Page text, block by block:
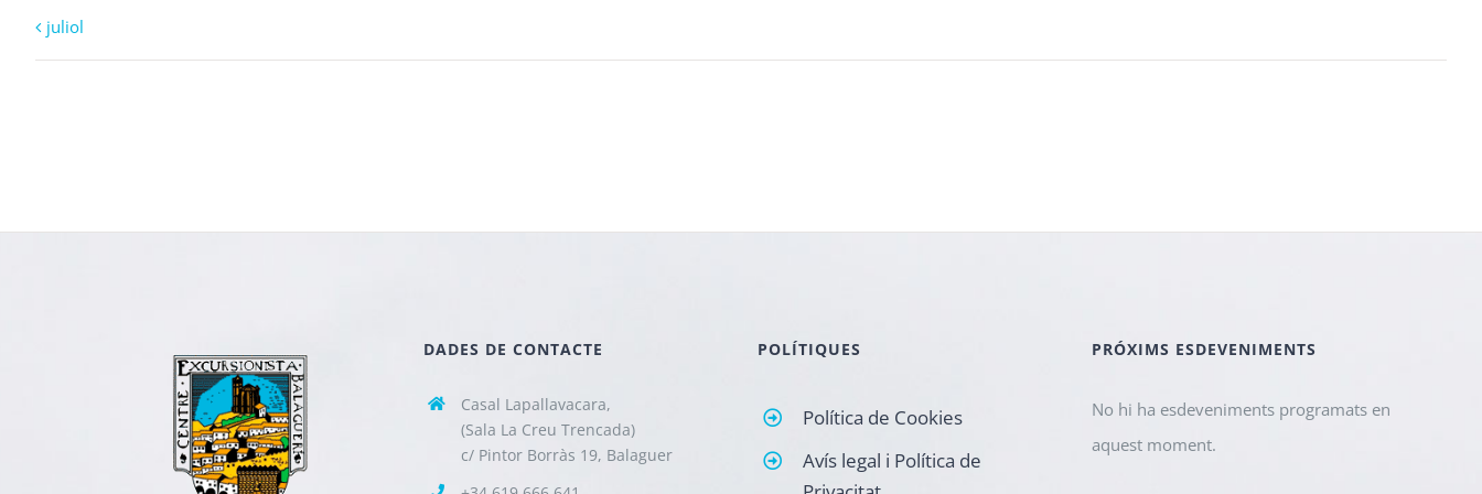
juliol
DADES DE CONTACTE
Casal Lapallavacara,
(Sala La Creu Trencada)
c/ Pintor Borràs 19, Balaguer
POLÍTIQUES
Política de Cookies
Avís legal i Política de
PRÓXIMS ESDEVENIMENTS
No hi ha esdeveniments programats en
aquest moment.